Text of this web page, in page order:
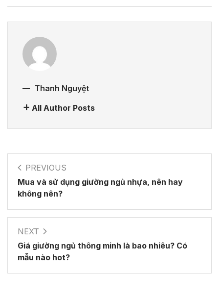
Thanh Nguyệt
All Author Posts
PREVIOUS
Mua và sử dụng giường ngủ nhựa, nên hay
không nên?
NEXT
Giá giường ngủ thông minh là bao nhiêu? Có
mẫu nào hot?